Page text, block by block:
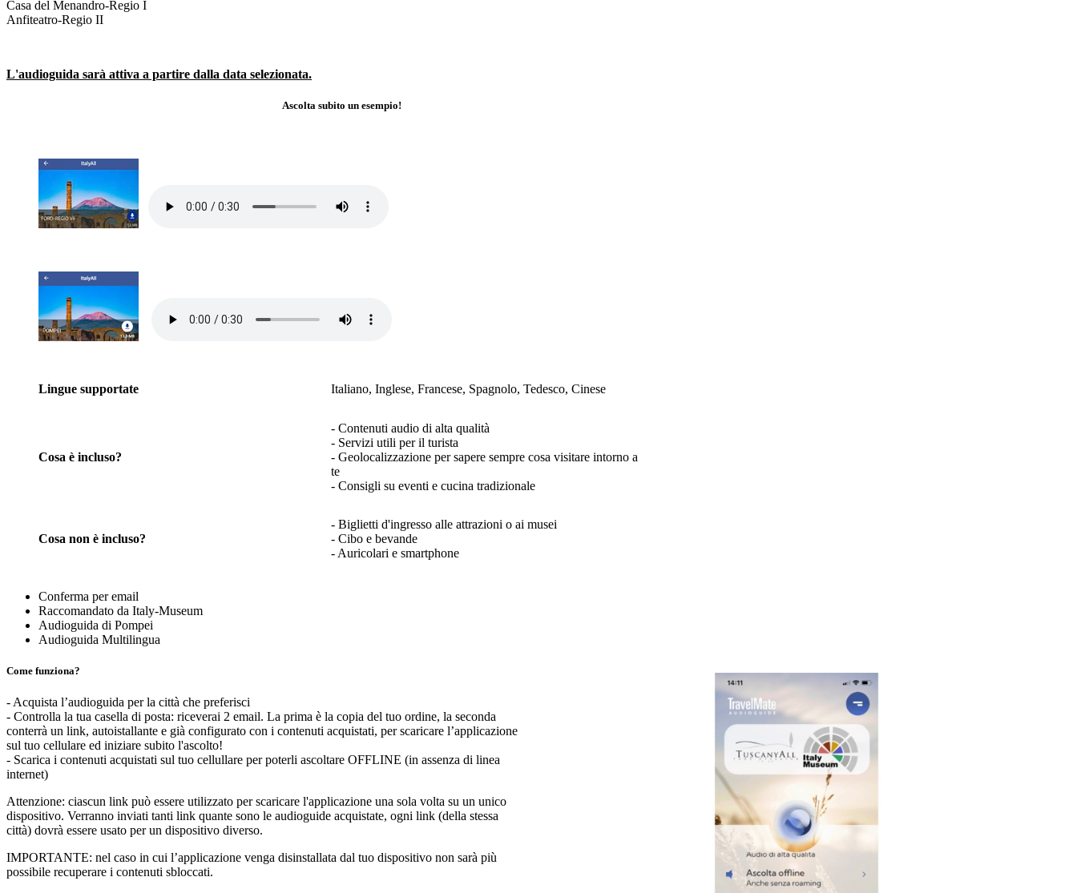
Casa del Menandro-Regio I
Anfiteatro-Regio II
L'audioguida sarà attiva a partire dalla data selezionata.
Ascolta subito un esempio!
Lingue supportate Italiano, Inglese, Francese, Spagnolo, Tedesco, Cinese
Cosa è incluso?
- Contenuti audio di alta qualità
- Servizi utili per il turista
- Geolocalizzazione per sapere sempre cosa visitare intorno a
te
- Consigli su eventi e cucina tradizionale
Cosa non è incluso?
- Biglietti d'ingresso alle attrazioni o ai musei
- Cibo e bevande
- Auricolari e smartphone
Conferma per email
Raccomandato da Italy-Museum
Audioguida di Pompei
Audioguida Multilingua
Come funziona?
- Acquista l’audioguida per la città che preferisci
- Controlla la tua casella di posta: riceverai 2 email. La prima è la copia del tuo ordine, la seconda
conterrà un link, autoistallante e già configurato con i contenuti acquistati, per scaricare l’applicazione
sul tuo cellulare ed iniziare subito l'ascolto!
- Scarica i contenuti acquistati sul tuo cellullare per poterli ascoltare OFFLINE (in assenza di linea
internet)
Attenzione: ciascun link può essere utilizzato per scaricare l'applicazione una sola volta su un unico
dispositivo. Verranno inviati tanti link quante sono le audioguide acquistate, ogni link (della stessa
città) dovrà essere usato per un dispositivo diverso.
IMPORTANTE: nel caso in cui l’applicazione venga disinstallata dal tuo dispositivo non sarà più
possibile recuperare i contenuti sbloccati.